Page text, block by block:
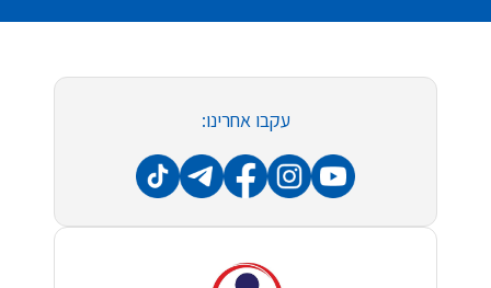
עקבו אחרינו: